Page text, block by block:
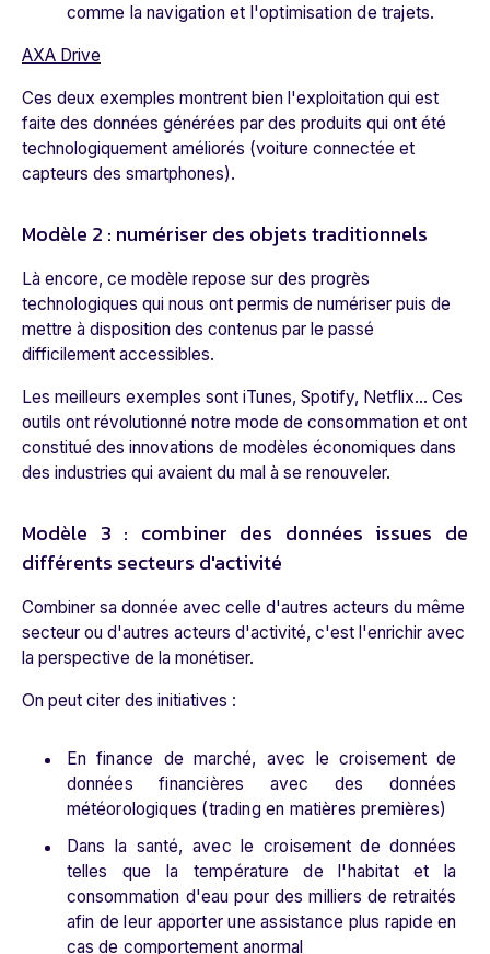
comme la navigation et l'optimisation de trajets.
AXA Drive
Ces deux exemples montrent bien l'exploitation qui est
faite des données générées par des produits qui ont été
technologiquement améliorés (voiture connectée et
capteurs des smartphones).
Modèle 2 : numériser des objets traditionnels
Là encore, ce modèle repose sur des progrès
technologiques qui nous ont permis de numériser puis de
mettre à disposition des contenus par le passé
difficilement accessibles.
Les meilleurs exemples sont iTunes, Spotify, Netflix... Ces
outils ont révolutionné notre mode de consommation et ont
constitué des innovations de modèles économiques dans
des industries qui avaient du mal à se renouveler.
Modèle 3 : combiner des données issues de
différents secteurs d'activité
Combiner sa donnée avec celle d'autres acteurs du même
secteur ou d'autres acteurs d'activité, c'est l'enrichir avec
la perspective de la monétiser.
On peut citer des initiatives :
En finance de marché, avec le croisement de
données financières avec des données
météorologiques (trading en matières premières)
Dans la santé, avec le croisement de données
telles que la température de l'habitat et la
consommation d'eau pour des milliers de retraités
afin de leur apporter une assistance plus rapide en
cas de comportement anormal